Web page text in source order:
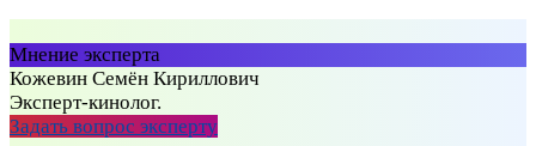
Мнение эксперта
Кожевин Семён Кириллович
Эксперт-кинолог.
Задать вопрос эксперту